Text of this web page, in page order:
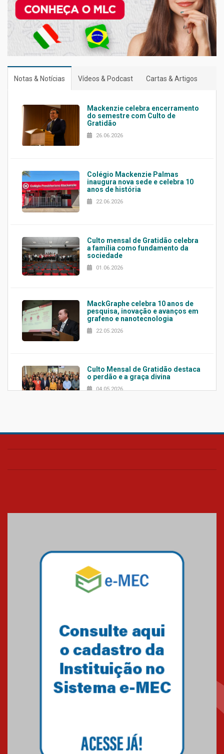
Notas & Notícias Vídeos & Podcast Cartas & Artigos
Mackenzie celebra encerramento
do semestre com Culto de
Gratidão
26.06.2026
Colégio Mackenzie Palmas
inaugura nova sede e celebra 10
anos de história
22.06.2026
Culto mensal de Gratidão celebra
a família como fundamento da
sociedade
01.06.2026
MackGraphe celebra 10 anos de
pesquisa, inovação e avanços em
grafeno e nanotecnologia
22.05.2026
Culto Mensal de Gratidão destaca
o perdão e a graça divina
04.05.2026
Confira como foi o culto mensal
Mackenzie mobiliza campanha
solidária para apoiar famílias em
Minas Gerais
Primeiro culto do ano ressalta o
27.02.2026